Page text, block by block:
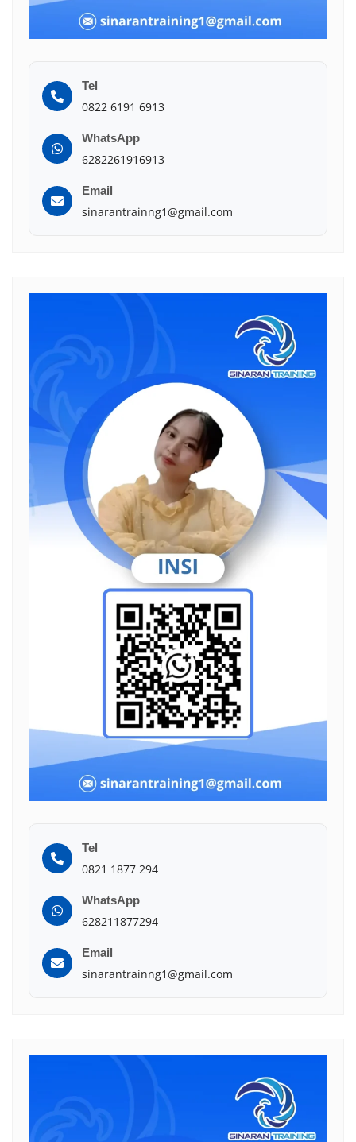
Tel
0822 6191 6913
WhatsApp
6282261916913
Email
sinarantrainng1@gmail.com
Tel
0821 1877 294
WhatsApp
628211877294
Email
sinarantrainng1@gmail.com